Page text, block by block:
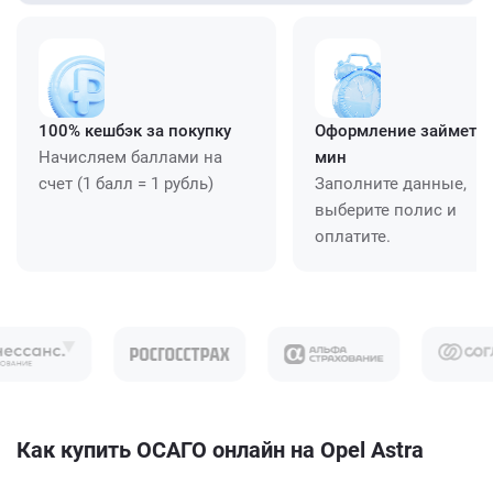
100% кешбэк за покупку
Начисляем баллами на
счет (1 балл = 1 рубль)
Оформление займет
мин
Заполните данные,
выберите полис и
оплатите.
Как купить ОСАГО онлайн на Opel Astra